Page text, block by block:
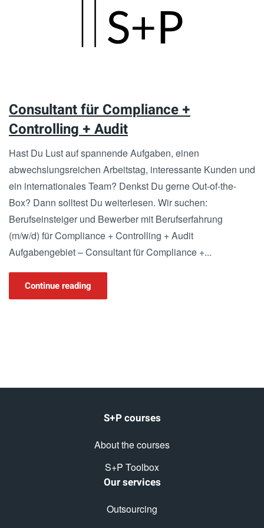
Consultant für Compliance +
Controlling + Audit
Hast Du Lust auf spannende Aufgaben, einen
abwechslungsreichen Arbeitstag, interessante Kunden und
ein internationales Team? Denkst Du gerne Out-of-the-
Box? Dann solltest Du weiterlesen. Wir suchen:
Berufseinsteiger und Bewerber mit Berufserfahrung
(m/w/d) für Compliance + Controlling + Audit
Aufgabengebiet – Consultant für Compliance +...
Continue reading
S+P courses
About the courses
S+P Toolbox
Our services
Outsourcing